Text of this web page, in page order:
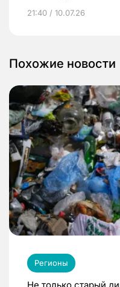
21:40 / 10.07.26
Похожие новости
Регионы
Не только старый